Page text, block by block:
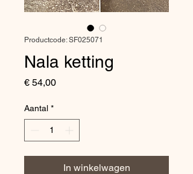
Productcode: SF025071
Nala ketting
€ 54,00Prijs
Aantal *
In winkelwagen